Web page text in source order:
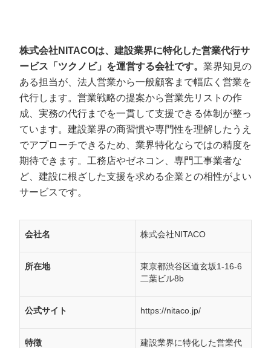
株式会社NITACOは、建設業界に特化した営業代行サ
ービス「ツクノビ」を運営する会社です。 業界知見の
ある担当が、法人営業から一般顧客まで幅広く営業を
代行します。営業戦略の提案から営業先リストの作
成、実務の代行までを一貫して支援できる体制が整っ
ています。建設業界の商習慣や専門性を理解したうえ
でアプローチできるため、業界特化ならではの精度を
期待できます。工務店やゼネコン、専門工事業者な
ど、建設に根ざした支援を求める企業との相性がよい
サービスです。
会社名 株式会社NITACO
所在地
東京都渋谷区道玄坂1-16-6
二葉ビル8b
公式サイト https://nitaco.jp/
特徴
建設業界に特化した営業代